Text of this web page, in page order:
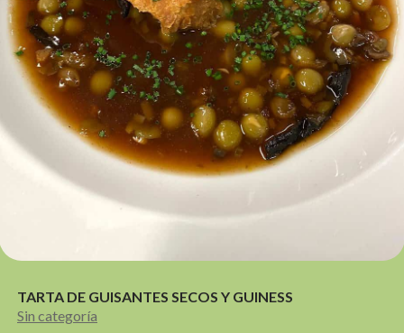
TARTA DE GUISANTES SECOS Y GUINESS
Sin categoría